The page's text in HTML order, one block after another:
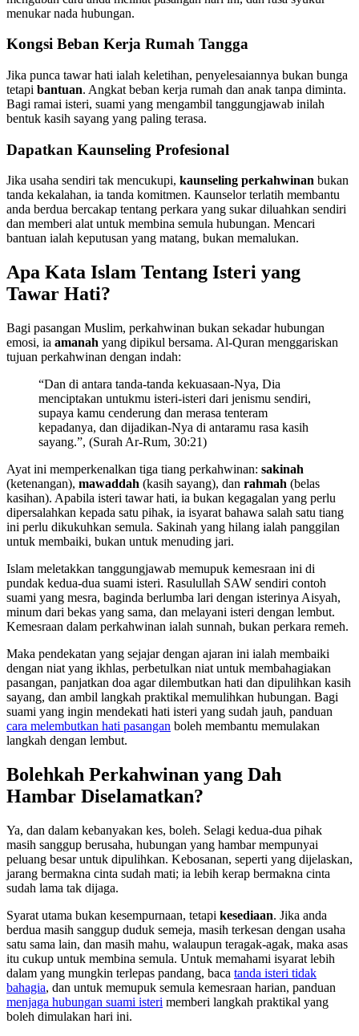
menukar nada hubungan.
Kongsi Beban Kerja Rumah Tangga
Jika punca tawar hati ialah keletihan, penyelesaiannya bukan bunga
tetapi bantuan. Angkat beban kerja rumah dan anak tanpa diminta.
Bagi ramai isteri, suami yang mengambil tanggungjawab inilah
bentuk kasih sayang yang paling terasa.
Dapatkan Kaunseling Profesional
Jika usaha sendiri tak mencukupi, kaunseling perkahwinan bukan
tanda kekalahan, ia tanda komitmen. Kaunselor terlatih membantu
anda berdua bercakap tentang perkara yang sukar diluahkan sendiri
dan memberi alat untuk membina semula hubungan. Mencari
bantuan ialah keputusan yang matang, bukan memalukan.
Apa Kata Islam Tentang Isteri yang
Tawar Hati?
Bagi pasangan Muslim, perkahwinan bukan sekadar hubungan
emosi, ia amanah yang dipikul bersama. Al-Quran menggariskan
tujuan perkahwinan dengan indah:
“Dan di antara tanda-tanda kekuasaan-Nya, Dia
menciptakan untukmu isteri-isteri dari jenismu sendiri,
supaya kamu cenderung dan merasa tenteram
kepadanya, dan dijadikan-Nya di antaramu rasa kasih
sayang.”, (Surah Ar-Rum, 30:21)
Ayat ini memperkenalkan tiga tiang perkahwinan: sakinah
(ketenangan), mawaddah (kasih sayang), dan rahmah (belas
kasihan). Apabila isteri tawar hati, ia bukan kegagalan yang perlu
dipersalahkan kepada satu pihak, ia isyarat bahawa salah satu tiang
ini perlu dikukuhkan semula. Sakinah yang hilang ialah panggilan
untuk membaiki, bukan untuk menuding jari.
Islam meletakkan tanggungjawab memupuk kemesraan ini di
pundak kedua-dua suami isteri. Rasulullah SAW sendiri contoh
suami yang mesra, baginda berlumba lari dengan isterinya Aisyah,
minum dari bekas yang sama, dan melayani isteri dengan lembut.
Kemesraan dalam perkahwinan ialah sunnah, bukan perkara remeh.
Maka pendekatan yang sejajar dengan ajaran ini ialah membaiki
dengan niat yang ikhlas, perbetulkan niat untuk membahagiakan
pasangan, panjatkan doa agar dilembutkan hati dan dipulihkan kasih
sayang, dan ambil langkah praktikal memulihkan hubungan. Bagi
suami yang ingin mendekati hati isteri yang sudah jauh, panduan
cara melembutkan hati pasangan boleh membantu memulakan
langkah dengan lembut.
Bolehkah Perkahwinan yang Dah
Hambar Diselamatkan?
Ya, dan dalam kebanyakan kes, boleh. Selagi kedua-dua pihak
masih sanggup berusaha, hubungan yang hambar mempunyai
peluang besar untuk dipulihkan. Kebosanan, seperti yang dijelaskan,
jarang bermakna cinta sudah mati; ia lebih kerap bermakna cinta
sudah lama tak dijaga.
Syarat utama bukan kesempurnaan, tetapi kesediaan. Jika anda
berdua masih sanggup duduk semeja, masih terkesan dengan usaha
satu sama lain, dan masih mahu, walaupun teragak-agak, maka asas
itu cukup untuk membina semula. Untuk memahami isyarat lebih
dalam yang mungkin terlepas pandang, baca tanda isteri tidak
bahagia, dan untuk memupuk semula kemesraan harian, panduan
menjaga hubungan suami isteri memberi langkah praktikal yang
boleh dimulakan hari ini.